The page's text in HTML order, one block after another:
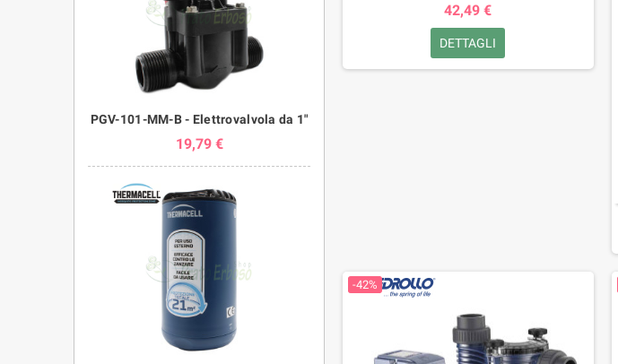
PGV-101-MM-B - Elettrovalvola da 1"
19,79 €
42,49 €
DETTAGLI
-42%